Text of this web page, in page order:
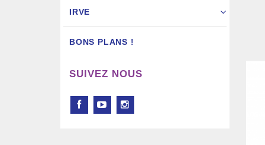
IRVE
BONS PLANS !
SUIVEZ NOUS